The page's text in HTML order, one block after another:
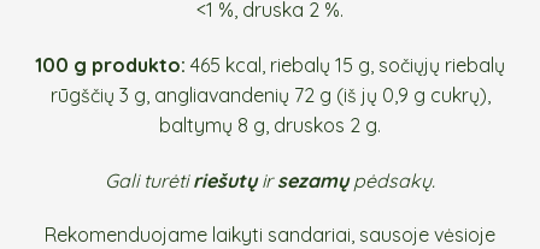
<1 %, druska 2 %.
100 g produkto: 465 kcal, riebalų 15 g, sočiųjų riebalų
rūgščių 3 g, angliavandenių 72 g (iš jų 0,9 g cukrų),
baltymų 8 g, druskos 2 g.
Gali turėtiriešutųirsezamųpėdsakų.
Rekomenduojame laikyti sandariai, sausoje vėsioje